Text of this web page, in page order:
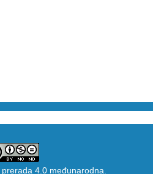
4.0 međunarodna